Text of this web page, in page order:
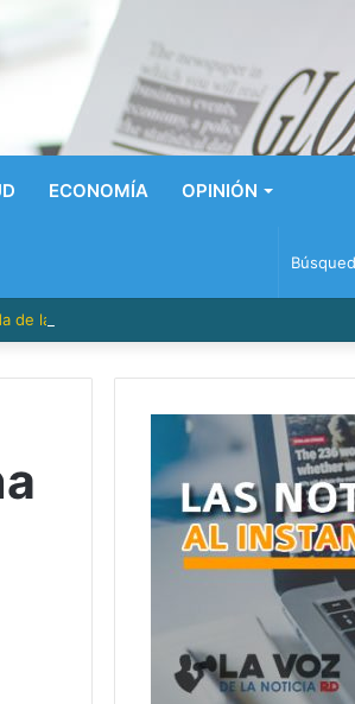
ECONOMÍA OPINIÓN
de la Natación Dominicana